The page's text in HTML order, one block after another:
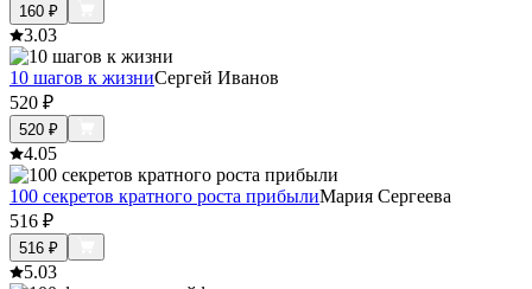
160 ₽
3.03
10 шагов к жизниСергей Иванов
520 ₽
520 ₽
4.05
100 секретов кратного роста прибылиМария Сергеева
516 ₽
516 ₽
5.03